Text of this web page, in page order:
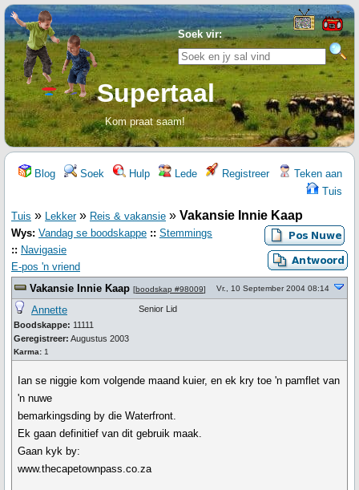
Soek vir:
Supertaal
Kom praat saam!
Blog Soek Hulp Lede Registreer
Teken aan
Tuis
Tuis » Lekker» Reis & vakansie » Vakansie Innie Kaap
Wys: Vandag se boodskappe :: Stemmings
:: Navigasie
E-pos 'n vriend
Vakansie Innie Kaap [boodskap #98009] Vr., 10 September 2004 08:14
Annette
Boodskappe: 11111
Geregistreer: Augustus 2003
Karma: 1
Senior Lid
Ian se niggie kom volgende maand kuier, en ek kry toe 'n pamflet van
'n nuwe
bemarkingsding by die Waterfront.
Ek gaan definitief van dit gebruik maak.
Gaan kyk by:
www.thecapetownpass.co.za